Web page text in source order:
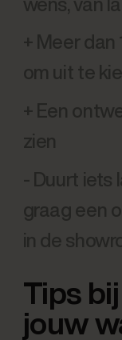
wens, van
+ Meer dan
om uit te
+ Een
zien
- Duurt iets
graag een
in de
Tips
jouw